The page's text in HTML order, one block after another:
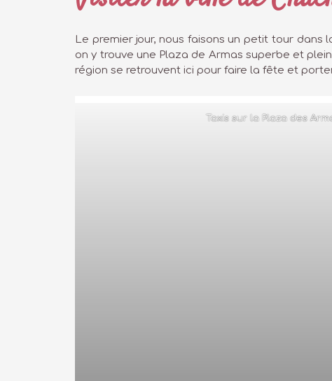
Le premier jour, nous faisons un petit tour dans
on y trouve une Plaza de Armas superbe et
région se retrouvent ici pour faire la fête et
Taxis sur la Plaza des